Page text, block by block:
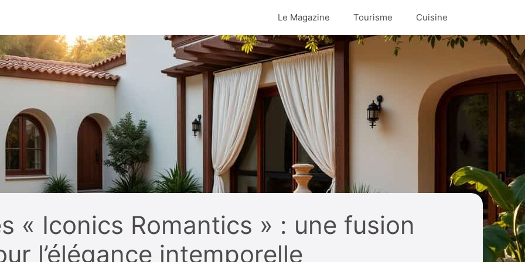
Le Magazine Tourisme Cuisine
« Iconics Romantics » : une fusion
l’élégance intemporelle